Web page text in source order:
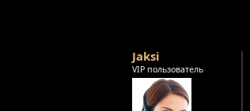
Jaksi
VIP пользователь